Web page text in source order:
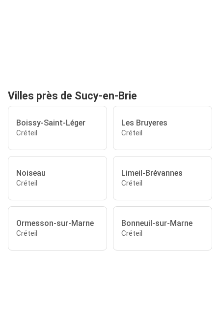
Villes près de Sucy-en-Brie
Boissy-Saint-Léger
Créteil
Les Bruyeres
Créteil
Noiseau
Créteil
Limeil-Brévannes
Créteil
Ormesson-sur-Marne
Créteil
Bonneuil-sur-Marne
Créteil